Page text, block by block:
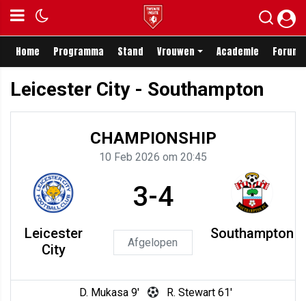
Home Programma Stand Vrouwen Academie Forum
Leicester City - Southampton
CHAMPIONSHIP
10 Feb 2026 om 20:45
Leicester
City
3-4
Afgelopen
Southampton
D. Mukasa 9'
R. Stewart 61'